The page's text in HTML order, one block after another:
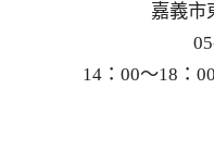
嘉義市
14：00～18：